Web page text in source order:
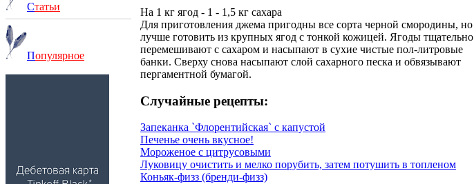
Статьи
Популярное
На 1 кг ягод - 1 - 1,5 кг сахара
Для приготовления джема пригодны все сорта черной смородины, но
лучше готовить из крупных ягод с тонкой кожицей. Ягоды тщательно
перемешивают с сахаром и насыпают в сухие чистые пол-литровые
банки. Сверху снова насыпают слой сахарного песка и обвязывают
пергаментной бумагой.
Случайные рецепты:
Запеканка `Флорентийская` с капустой
Печенье очень вкусное!
Мороженое с цитрусовыми
Луковицу очистить и мелко порубить, затем потушить в топленом
Коньяк-физз (бренди-физз)